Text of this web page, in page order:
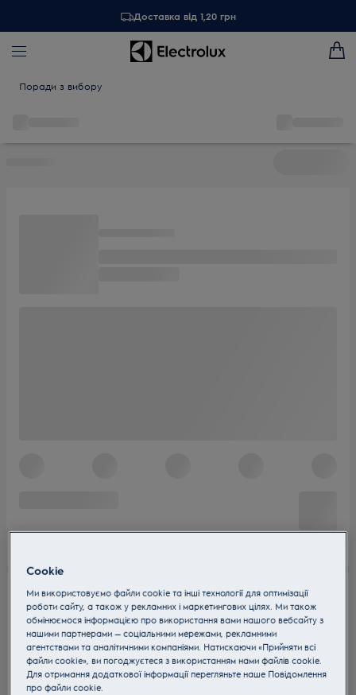
Доставка від 1,20 грн
Поради з вибору
Cookie
Ми використовуємо файли cookie та інші технології для оптимізації
роботи сайту, а також у рекламних і маркетингових цілях. Ми також
обмінюємося інформацією про використання вами нашого вебсайту з
нашими партнерами — соціальними мережами, рекламними
агентствами та аналітичними компаніями. Натискаючи «Прийняти всі
файли cookie», ви погоджуєтеся з використанням нами файлів cookie.
Для отримання додаткової інформації перегляньте наше Пoвідомлення
прo файли cookie.